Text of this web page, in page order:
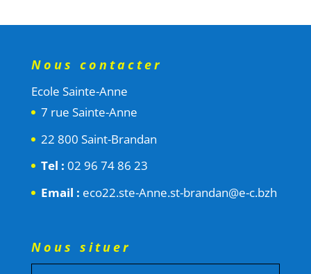
Nous contacter
Ecole Sainte-Anne
7 rue Sainte-Anne
22 800 Saint-Brandan
Tel : 02 96 74 86 23
Email : eco22.ste-Anne.st-brandan@e-c.bzh
Nous situer